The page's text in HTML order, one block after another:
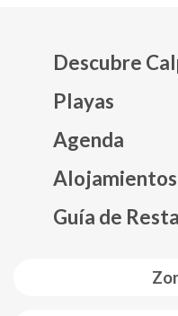
Descubre
Playas
Agenda
Alojamientos
Guía de